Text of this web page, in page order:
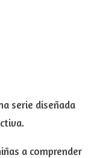
serie diseñada
a comprender